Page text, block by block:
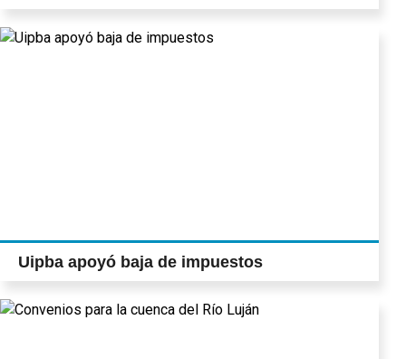
Uipba apoyó baja de impuestos